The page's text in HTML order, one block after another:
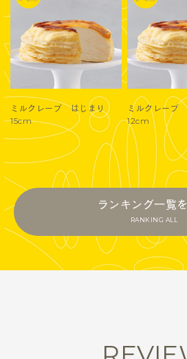
ミルクレープ はじまり
15cm
ミルクレー
12cm
ランキング一覧
RANKING ALL